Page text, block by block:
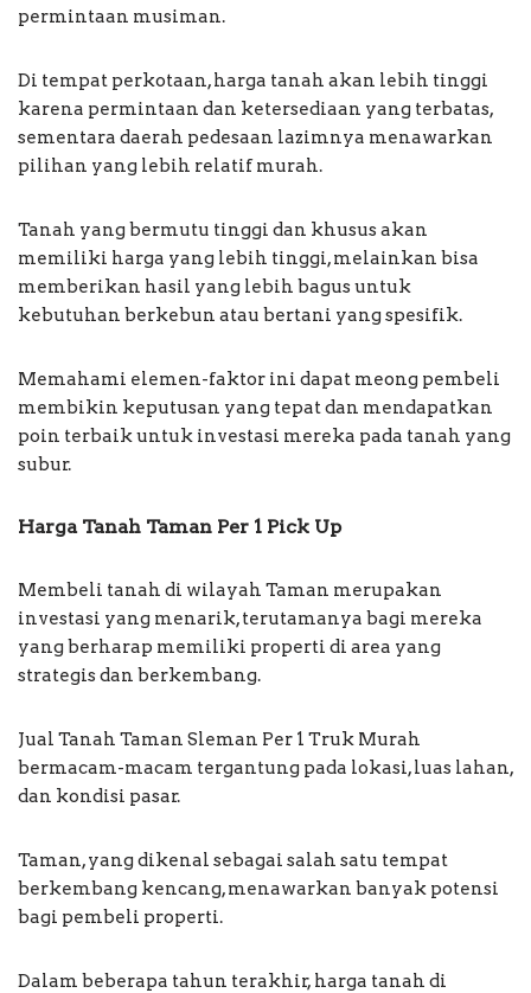
permintaan musiman.
Di tempat perkotaan, harga tanah akan lebih tinggi
karena permintaan dan ketersediaan yang terbatas,
sementara daerah pedesaan lazimnya menawarkan
pilihan yang lebih relatif murah.
Tanah yang bermutu tinggi dan khusus akan
memiliki harga yang lebih tinggi, melainkan bisa
memberikan hasil yang lebih bagus untuk
kebutuhan berkebun atau bertani yang spesifik.
Memahami elemen-faktor ini dapat meong pembeli
membikin keputusan yang tepat dan mendapatkan
poin terbaik untuk investasi mereka pada tanah yang
subur.
Harga Tanah Taman Per 1 Pick Up
Membeli tanah di wilayah Taman merupakan
investasi yang menarik, terutamanya bagi mereka
yang berharap memiliki properti di area yang
strategis dan berkembang.
Jual Tanah Taman Sleman Per 1 Truk Murah
bermacam-macam tergantung pada lokasi, luas lahan,
dan kondisi pasar.
Taman, yang dikenal sebagai salah satu tempat
berkembang kencang, menawarkan banyak potensi
bagi pembeli properti.
Dalam beberapa tahun terakhir, harga tanah di